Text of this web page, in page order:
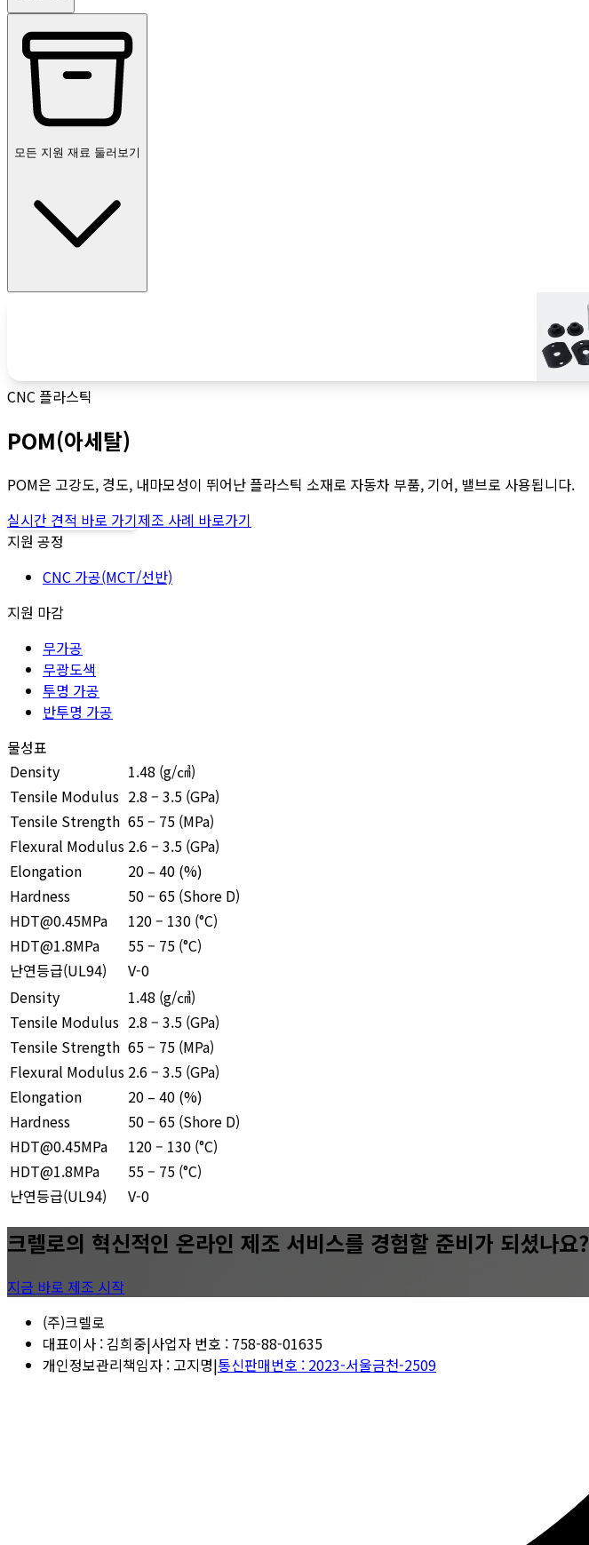
모든 지원 재료 둘러보기
CNC 플라스틱
POM(아세탈)
POM은 고강도, 경도, 내마모성이 뛰어난 플라스틱 소재로 자동차 부품, 기어, 밸브로 사용됩니다.
실시간 견적 바로 가기제조 사례 바로가기
지원 공정
CNC 가공(MCT/선반)
지원 마감
무가공
무광도색
투명 가공
반투명 가공
물성표
Density
1.48 (g/㎤)
Tensile Modulus 2.8 – 3.5 (GPa)
Tensile Strength 65 – 75 (MPa)
Flexural Modulus 2.6 – 3.5 (GPa)
Elongation
20 – 40 (%)
Hardness
50 – 65 (Shore D)
HDT@0.45MPa
120 – 130 (°C)
HDT@1.8MPa
55 – 75 (°C)
난연등급(UL94)
V-0
Density
1.48 (g/㎤)
Tensile Modulus 2.8 – 3.5 (GPa)
Tensile Strength 65 – 75 (MPa)
Flexural Modulus 2.6 – 3.5 (GPa)
Elongation
20 – 40 (%)
Hardness
50 – 65 (Shore D)
HDT@0.45MPa
120 – 130 (°C)
HDT@1.8MPa
55 – 75 (°C)
난연등급(UL94)
V-0
크렐로의 혁신적인 온라인 제조 서비스를 경험할 준비가 되셨나요?
지금 바로 제조 시작
(주)크렐로
대표이사 :김희중|사업자 번호 : 758-88-01635
개인정보관리책임자 :고지명|통신판매번호 : 2023-서울금천-2509